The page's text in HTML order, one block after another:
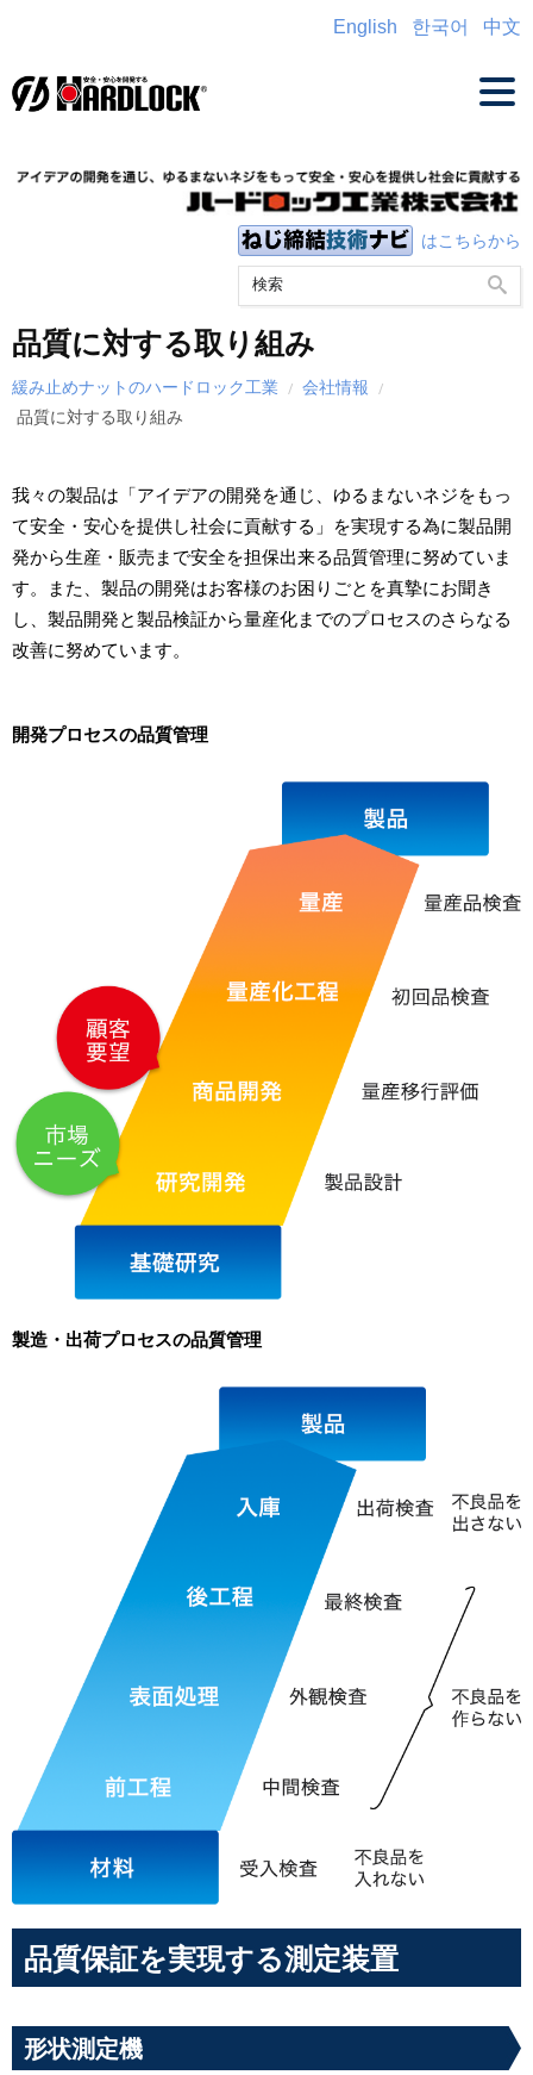
中文
한국어
English
はこちらから
品質に対する取り組み
緩み止めナットのハードロック工業
会社情報
品質に対する取り組み
我々の製品は「アイデアの開発を通じ、ゆるまないネジをもっ
て安全・安心を提供し社会に貢献する」を実現する為に製品開
発から生産・販売まで安全を担保出来る品質管理に努めていま
す。また、製品の開発はお客様のお困りごとを真摯にお聞き
し、製品開発と製品検証から量産化までのプロセスのさらなる
改善に努めています。
開発プロセスの品質管理
製造・出荷プロセスの品質管理
品質保証を実現する測定装置
形状測定機